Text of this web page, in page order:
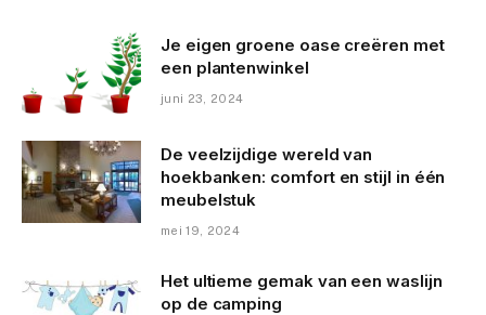
Je eigen groene oase creëren met
een plantenwinkel
juni 23, 2024
De veelzijdige wereld van
hoekbanken: comfort en stijl in één
meubelstuk
mei 19, 2024
Het ultieme gemak van een waslijn
op de camping